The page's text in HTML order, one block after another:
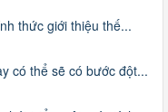
thức giới thiệu thế...
có thể sẽ có bước đột...